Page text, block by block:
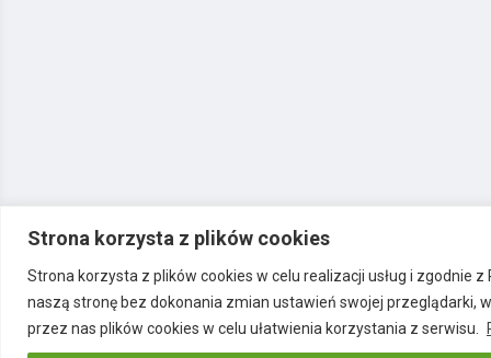
Strona korzysta z plików cookies
Strona korzysta z plików cookies w celu realizacji usług i zgodnie
naszą stronę bez dokonania zmian ustawień swojej przeglądarki,
przez nas plików cookies w celu ułatwienia korzystania z serwisu.